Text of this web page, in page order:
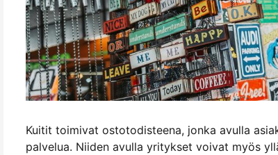
Kuitit toimivat ostotodisteena, jonka avulla
palvelua. Niiden avulla yritykset voivat myös